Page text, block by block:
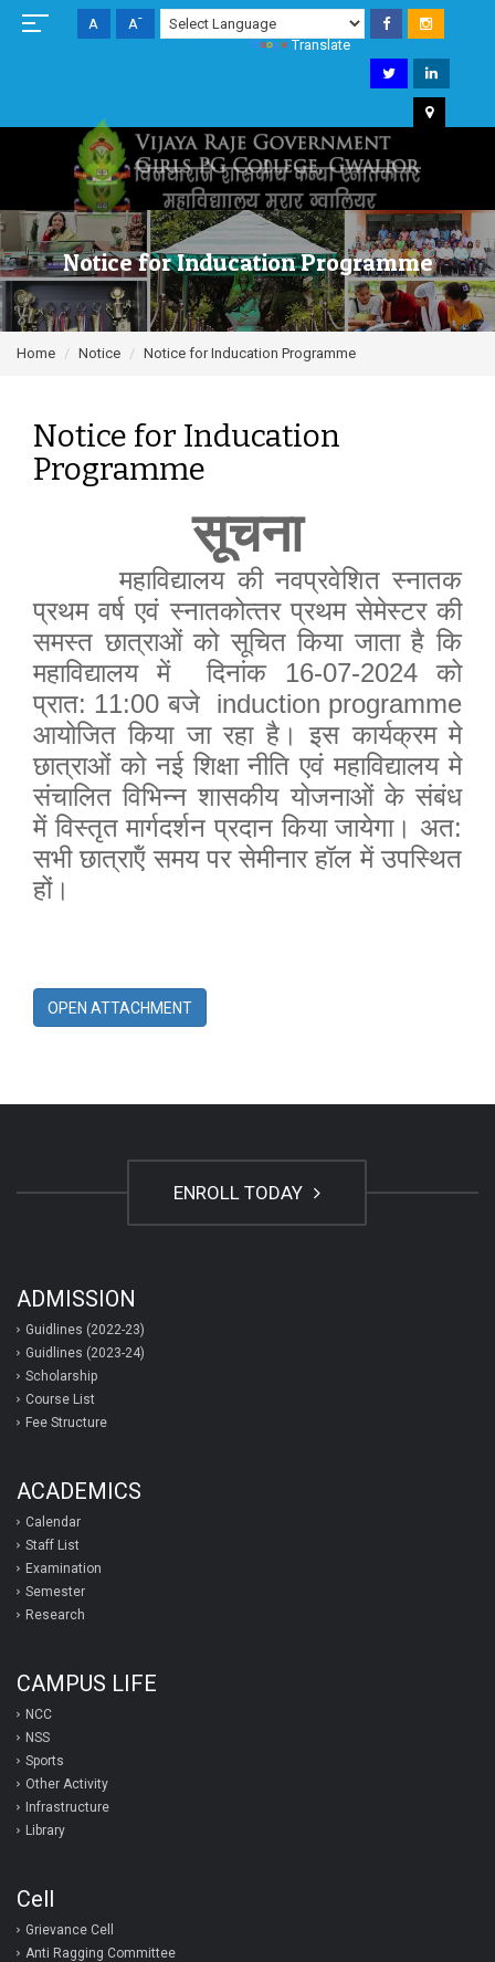
A A-
Translate
Notice for Inducation Programme
Home Notice Notice for Inducation Programme
Notice for Inducation
Programme
सूचना
महाविद्यालय की नवप्रवेशित स्‍नातक
प्रथम वर्ष एवं स्‍नातकोत्‍तर प्रथम सेमेस्‍टर की
समस्‍त छात्राओं को सूचित किया जाता है कि
महाविद्यालय में
दिनांक 16-07-2024को
प्रात: 11:00 बजे induction programme
आयोजित किया जा रहा है। इस कार्यक्रम मे
छात्राओं को नई शिक्षा नीति एवं महाविद्यालय मे
संचालित विभिन्‍न शासकीय योजनाओं के संबंध
में विस्‍तृत मार्गदर्शन प्रदान किया जायेगा। अत:
सभी छात्राऍं समय पर सेमीनार हॉल में उपस्थित
हों।
OPEN ATTACHMENT
ENROLL TODAY
ADMISSION
Guidlines (2022-23)
Guidlines (2023-24)
Scholarship
Course List
Fee Structure
ACADEMICS
Calendar
Staff List
Examination
Semester
Research
CAMPUS LIFE
NCC
NSS
Sports
Other Activity
Infrastructure
Library
Cell
Grievance Cell
Anti Ragging Committee